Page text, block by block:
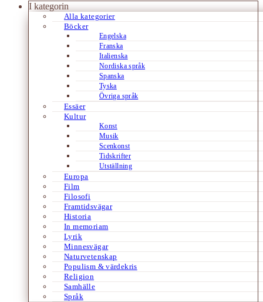
I kategorin
Alla kategorier
Böcker
Engelska
Franska
Italienska
Nordiska språk
Spanska
Tyska
Övriga språk
Essäer
Kultur
Konst
Musik
Scenkonst
Tidskrifter
Utställning
Europa
Film
Filosofi
Framtidsvägar
Historia
In memoriam
Lyrik
Minnesvägar
Naturvetenskap
Populism & värdekris
Religion
Samhälle
Språk